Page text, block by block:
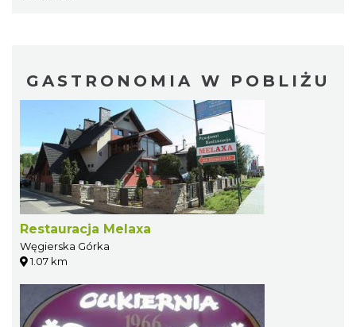
GASTRONOMIA W POBLIŻU
Restauracja Melaxa
Węgierska Górka
1.07 km